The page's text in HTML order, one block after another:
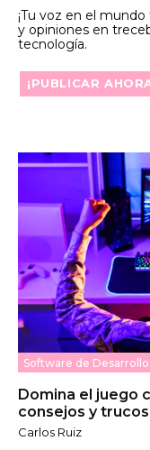
¡Tu voz en el
y opiniones en
tecnología.
¡PUBLICAR
Software de Desarrollo
Domina el juego
consejos y
Carlos Ruiz